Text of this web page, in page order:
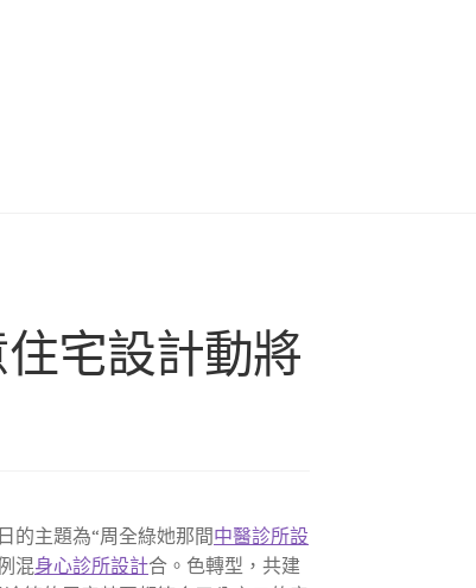
住宅設計動將
的主題為“周全綠她那間中醫診所設
混身心診所設計合。色轉型，共建